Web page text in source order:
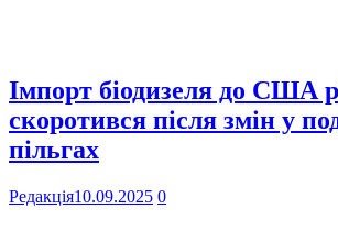
Імпорт біодизеля до США
скоротився після змін у
пільгах
Редакція10.09.2025 0